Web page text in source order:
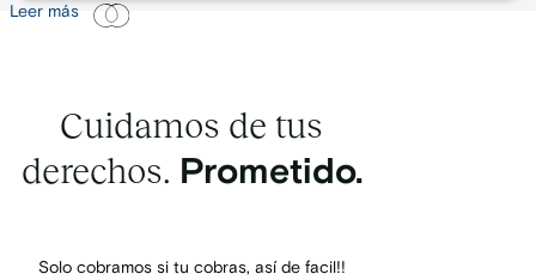
Leer más
Cuidamos de tus
derechos. Prometido.
Solo cobramos si tu cobras, así de facil!!